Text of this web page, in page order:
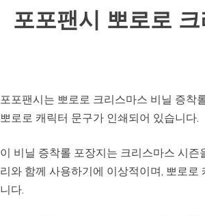
포포팬시 뽀로로
포포팬시는 뽀로로 크리스마스 비닐 증착
뽀로로 캐릭터 문구가 인쇄되어 있습니다.
이 비닐 증착롤 포장지는 크리스마스 시
리와 함께 사용하기에 이상적이며, 뽀로
니다.